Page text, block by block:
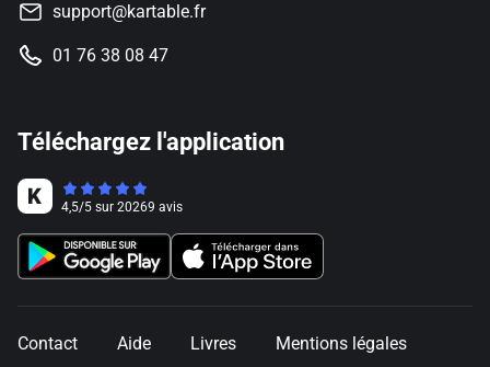
support@kartable.fr
01 76 38 08 47
Téléchargez l'application
4,5/5 sur 20269 avis
Contact Aide Livres Mentions légales